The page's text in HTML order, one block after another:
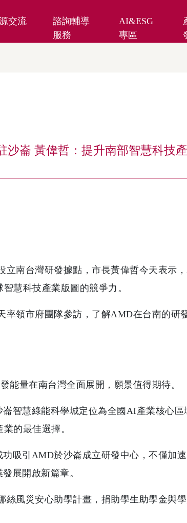
交流
諮詢輔導
服務
AI&ESG
專區
沙崙 黃偉哲：提升南部智慧科技
南台灣研發據點，市長黃偉哲今天表示
慧科技產業版圖的競爭力。
領市府團隊參訪，了解AMD在台南的研
量在南台灣全面展開，願景值得期待。
智慧綠能科學城定位為全國AI產業核心
的最佳選擇。
吸引AMD於沙崙成立研發中心，不僅加
展開啟新篇章。
風災安心助學計畫，捐助學生助學金與